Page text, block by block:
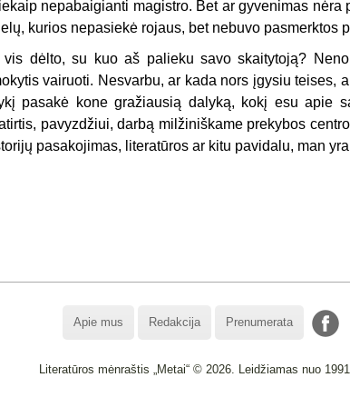
nepabaigianti magistro. Bet ar gyvenimas
kurios nepasiekė rojaus, bet nebuvo pasmerktos
vis dėlto, su kuo aš palieku savo skaitytoją?
vairuoti. Nesvarbu, ar kada nors įgysiu teises,
pasakė kone gražiausią dalyką, kokį esu apie
pavyzdžiui, darbą milžiniškame prekybos
pasakojimas, literatūros ar kitu pavidalu, man
Apie mus Redakcija Prenumerata
Literatūros mėnraštis „Metai“ © 2026. Leidžiamas nuo 1991